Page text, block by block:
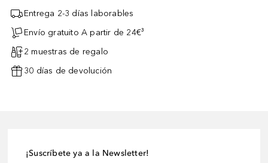
Entrega 2-3 días laborables
Envío gratuito A partir de 24€³
2 muestras de regalo
30 días de devolución
¡Suscríbete ya a la Newsletter!